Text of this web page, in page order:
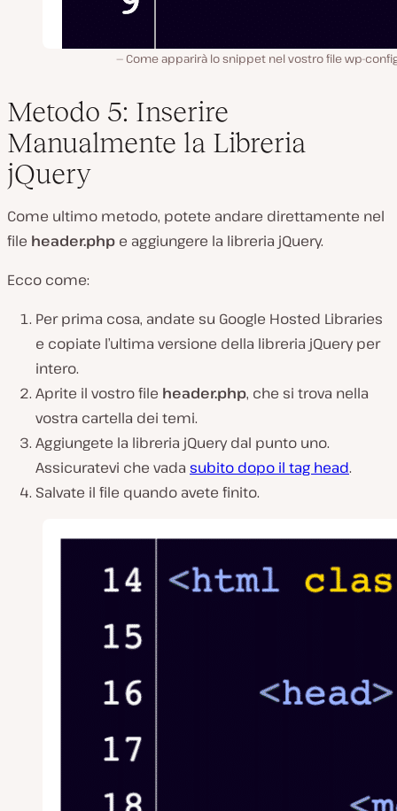
Come apparirà lo snippet nel vostro file wp-
Metodo 5: Inserire
Manualmente la Libreria
jQuery
Come ultimo metodo, potete andare direttamente nel
file header.php e aggiungere la libreria jQuery.
Ecco come:
Per prima cosa, andate su Google Hosted Libraries
e copiate l’ultima versione della libreria jQuery per
intero.
Aprite il vostro file header.php, che si trova nella
vostra cartella dei temi.
Aggiungete la libreria jQuery dal punto uno.
Assicuratevi che vada subito dopo il tag head.
Salvate il file quando avete finito.